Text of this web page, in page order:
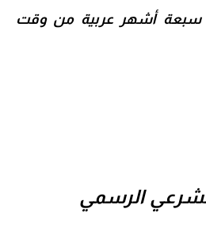
سبعة أشهر عربية من وقت
الرسمي